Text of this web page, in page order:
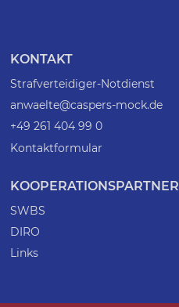
KONTAKT
Strafverteidiger-Notdienst
anwaelte@caspers-mock.de
+49 261 404 99 0
Kontaktformular
KOOPERATIONSPARTNER
SWBS
DIRO
Links